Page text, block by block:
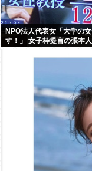
NPO法人代表女「大学の
す！」 女子枠提言の張本